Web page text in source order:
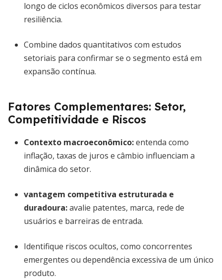
longo de ciclos econômicos diversos para testar
resiliência.
Combine dados quantitativos com estudos
setoriais para confirmar se o segmento está em
expansão contínua.
Fatores Complementares: Setor,
Competitividade e Riscos
Contexto macroeconômico:entenda como
inflação, taxas de juros e câmbio influenciam a
dinâmica do setor.
vantagem competitiva estruturada e
duradoura:avalie patentes, marca, rede de
usuários e barreiras de entrada.
Identifique riscos ocultos, como concorrentes
emergentes ou dependência excessiva de um único
produto.